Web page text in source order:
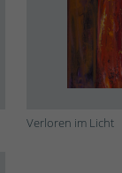
Verloren im Licht